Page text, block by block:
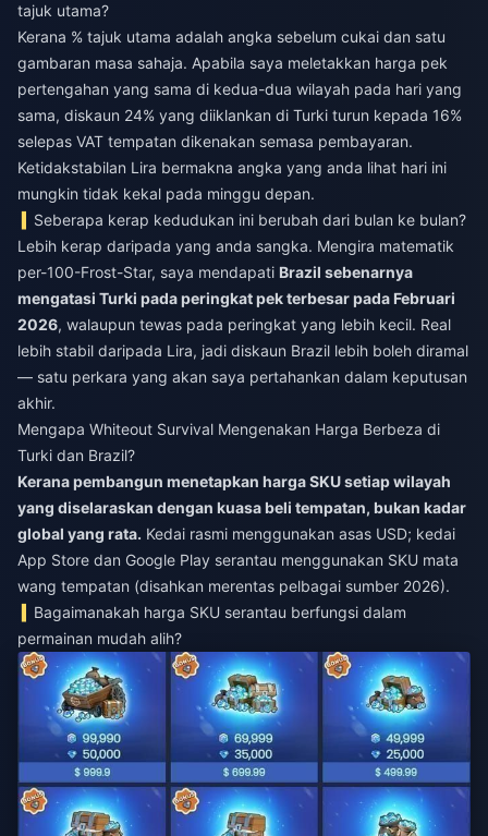
tajuk utama?
Kerana % tajuk utama adalah angka sebelum cukai dan satu
gambaran masa sahaja. Apabila saya meletakkan harga pek
pertengahan yang sama di kedua-dua wilayah pada hari yang
sama, diskaun 24% yang diiklankan di Turki turun kepada 16%
selepas VAT tempatan dikenakan semasa pembayaran.
Ketidakstabilan Lira bermakna angka yang anda lihat hari ini
mungkin tidak kekal pada minggu depan.
Seberapa kerap kedudukan ini berubah dari bulan ke bulan?
Lebih kerap daripada yang anda sangka. Mengira matematik
per-100-Frost-Star, saya mendapati Brazil sebenarnya
mengatasi Turki pada peringkat pek terbesar pada Februari
2026, walaupun tewas pada peringkat yang lebih kecil. Real
lebih stabil daripada Lira, jadi diskaun Brazil lebih boleh diramal
— satu perkara yang akan saya pertahankan dalam keputusan
akhir.
Mengapa Whiteout Survival Mengenakan Harga Berbeza di
Turki dan Brazil?
Kerana pembangun menetapkan harga SKU setiap wilayah
yang diselaraskan dengan kuasa beli tempatan, bukan kadar
global yang rata. Kedai rasmi menggunakan asas USD; kedai
App Store dan Google Play serantau menggunakan SKU mata
wang tempatan (disahkan merentas pelbagai sumber 2026).
Bagaimanakah harga SKU serantau berfungsi dalam
permainan mudah alih?